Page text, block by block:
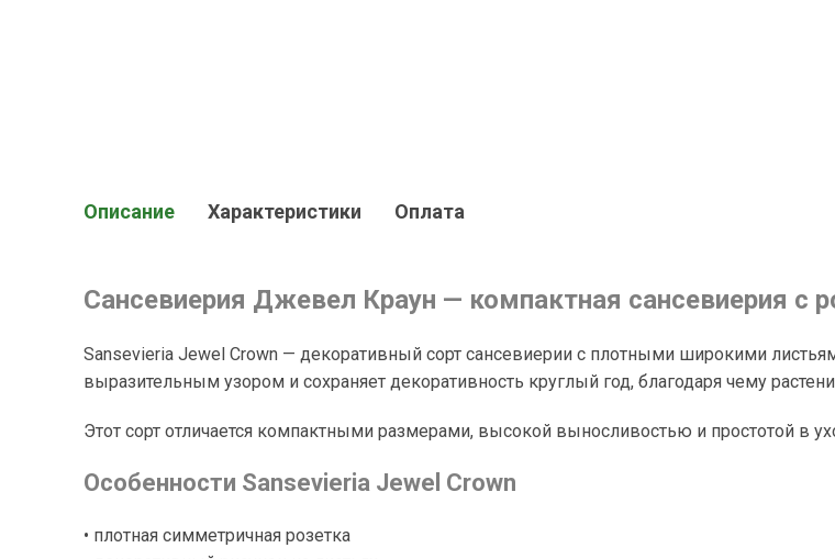
Описание Характеристики Оплата
Сансевиерия Джевел Краун — компактная сансевиерия с
Sansevieria Jewel Crown — декоративный сорт сансевиерии с плотными широкими
выразительным узором и сохраняет декоративность круглый год, благодаря чему
Этот сорт отличается компактными размерами, высокой выносливостью и простотой в
Особенности Sansevieria Jewel Crown
• плотная симметричная розетка